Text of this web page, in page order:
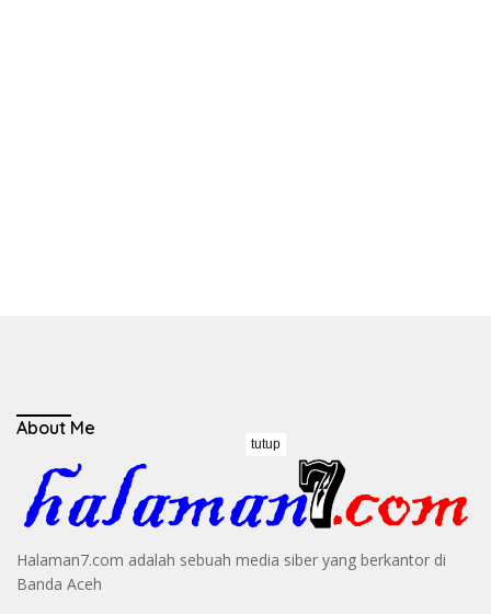
About Me
Halaman7.com adalah sebuah media siber yang berkantor di
Banda Aceh
tutup